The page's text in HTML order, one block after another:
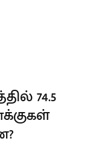
74.5